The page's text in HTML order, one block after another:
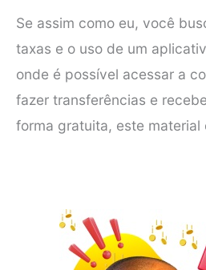
Se assim como eu, você
taxas e o uso de um
onde é possível acessar a
fazer transferências e
forma gratuita, este material